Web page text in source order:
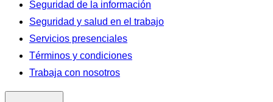
Seguridad de la información
Seguridad y salud en el trabajo
Servicios presenciales
Términos y condiciones
Trabaja con nosotros